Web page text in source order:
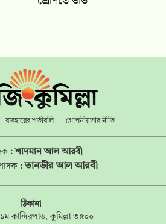
ব্যবহারের শর্তাবলি গোপনীয়তার নীতি
:শাদমান আল আরবী
: তানভীর আল আরবী
ঠিকানা
কান্দিরপাড়, কুমিল্লা ৩৫০০